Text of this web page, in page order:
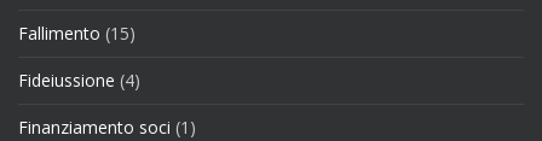
Fallimento (15)
Fideiussione (4)
Finanziamento soci (1)